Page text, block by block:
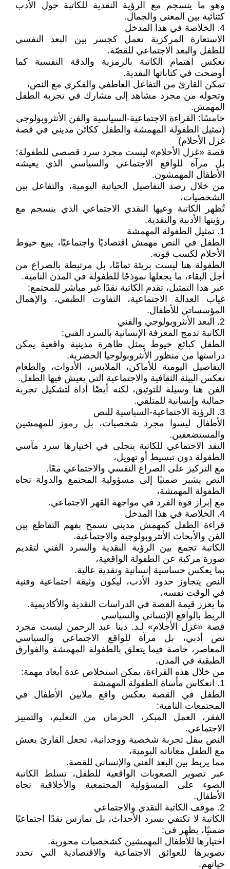
وهو ما ينسجم مع الرؤية النقدية للكاتبة حول الأدب
كثنائية بين المعنى والجمال.
4. الخلاصة في هذا المدخل
الاستعارة المركزية تعمل كجسر بين البعد النفسي
للطفل والبعد الاجتماعي للقصّة.
تعكس اهتمام الكاتبة بالرمزية والدقة النفسية كما
أوضحت في كتاباتها النقدية.
تمكن القارئ من التفاعل العاطفي والفكري مع النص،
وتحوله من مجرد مشاهد إلى مشارك في تجربة الطفل
المهمش.
خامسًا: القراءة الاجتماعية-السياسية والفن الأنثروبولوجي
(تمثيل الطفولة المهمشة والطفل ككائن مديني في قصة
غزل الأحلام)
قصة «غزل الأحلام» ليست مجرد سرد قصصي للطفولة؛
بل مرآة للواقع الاجتماعي والسياسي الذي يعيشه
الأطفال المهمشون.
من خلال رصد التفاصيل الحياتية اليومية، والتفاعل بين
الشخصيات،
تُظهر الكاتبة وعيها النقدي الاجتماعي الذي ينسجم مع
رؤيتها الأدبية والنقدية.
1. تمثيل الطفولة المهمشة
الطفل في النص مهمش اقتصاديًا واجتماعيًا، يبيع خيوط
الأحلام لكسب قوته.
الطفولة هنا ليست بريئة تمامًا، بل مرتبطة بالصراع من
أجل البقاء، ما يجعلها نموذجًا للطفولة في المدن النامية.
عبر هذا التمثيل، تقدم الكاتبة نقدًا غير مباشر للمجتمع:
غياب العدالة الاجتماعية، التفاوت الطبقي، والإهمال
المؤسساتي للأطفال.
2. البعد الأنثروبولوجي والفني
الكاتبة تدمج المعرفة الإنسانية بالسرد الفني:
الطفل كبائع خيوط يمثل ظاهرة مدينية واقعية يمكن
دراستها من منظور الأنثروبولوجيا الحضرية.
التفاصيل اليومية للأماكن، الملابس، الأدوات، والطعام
تعكس البيئة الثقافية والاجتماعية التي يعيش فيها الطفل.
الفن هنا وسيلة للتوثيق، لكنه أيضًا أداة لتشكيل تجربة
جمالية وإنسانية للمتلقي.
3. الرؤية الاجتماعية-السياسية للنص
الأطفال ليسوا مجرد شخصيات، بل رموز للمهمشين
والمستضعفين.
النقد الاجتماعي للكاتبة يتجلى في اختيارها سرد مآسي
الطفولة دون تبسيط أو تهويل،
مع التركيز على الصراع النفسي والاجتماعي معًا.
النص يشير ضمنيًا إلى مسؤولية المجتمع والدولة تجاه
الطفولة المهمشة،
مع إبراز قوة الفرد في مواجهة القهر الاجتماعي.
4. الخلاصة في هذا المدخل
قراءة الطفل كمهمش مديني تسمح بفهم التقاطع بين
الفن والأبحاث الأنثروبولوجية والاجتماعية.
الكاتبة تجمع بين الرؤية النقدية والسرد الفني لتقديم
صورة مركبة عن الطفولة الواقعية،
بما يعكس حساسية إنسانية ونقدية عالية.
النص يتجاوز حدود الأدب، ليكون وثيقة اجتماعية وفنية
في الوقت نفسه،
ما يعزز قيمة القصة في الدراسات النقدية والأكاديمية.
الربط بالواقع الإنساني والسياسي
قصة «غزل الأحلام» لـد. دينا عبد الرحمن ليست مجرد
نص أدبي، بل مرآة للواقع الاجتماعي والسياسي
المعاصر، خاصة فيما يتعلق بالطفولة المهمشة والفوارق
الطبقية في المدن.
من خلال هذه القراءة، يمكن استخلاص عدة أبعاد مهمة:
1. انعكاس مأساة الطفولة المهمشة
الطفل في القصة يعكس واقع ملايين الأطفال في
المجتمعات النامية:
الفقر، العمل المبكر، الحرمان من التعليم، والتمييز
الاجتماعي.
النص ينقل تجربة شخصية ووجدانية، تجعل القارئ يعيش
مع الطفل معاناته اليومية،
مما يربط بين البعد الفني والإنساني للقصة.
عبر تصوير الصعوبات الواقعية للطفل، تسلط الكاتبة
الضوء على المسؤولية المجتمعية والأخلاقية تجاه
الأطفال.
2. موقف الكاتبة النقدي والاجتماعي
الكاتبة لا تكتفي بسرد الأحداث، بل تمارس نقدًا اجتماعيًا
ضمنيًا، يظهر في:
اختيارها للأطفال المهمشين كشخصيات محورية.
تصويرها للعوائق الاجتماعية والاقتصادية التي تحدد
حياتهم.